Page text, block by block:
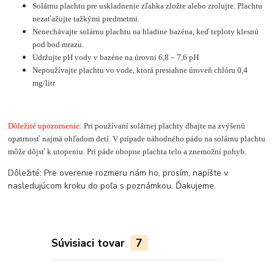
Solárnu plachtu pre uskladnenie zľahka zložte alebo zrolujte. Plachtu
nezaťažujte tažkými predmetmi.
Nenechávajte solárnu plachtu na hladine bazéna, keď teploty klesnú
pod bod mrazu.
Udržujte pH vody v bazéne na úrovni 6,8 – 7,6 pH
Nepoužívajte plachtu vo vode, ktorá presiahne úroveň chlóru 0,4
mg/litr
Dôležité upozornenie: Pri používaní solárnej plachty dbajte na zvýšenú
opatrnosť najmä ohľadom detí. V prípade náhodného pádu na solárnu plachtu
môže dôjsť k utopeniu. Pri páde obopne plachta telo a znemožní pohyb.
Dôležité: Pre overenie rozmeru nám ho, prosím, napíšte v
nasledujúcom kroku do poľa s poznámkou. Ďakujeme.
Súvisiaci tovar 7